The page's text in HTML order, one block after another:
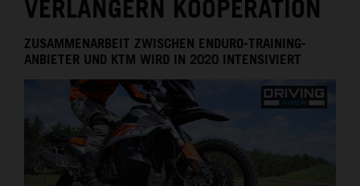
VERLÄNGERN KOOPERATION
ZUSAMMENARBEIT ZWISCHEN ENDURO-TRAINING-
ANBIETER UND KTM WIRD IN 2020 INTENSIVIERT